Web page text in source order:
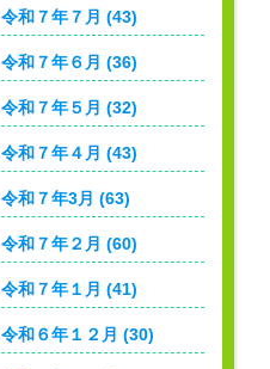
令和７年７月 (43)
令和７年６月 (36)
令和７年５月 (32)
令和７年４月 (43)
令和７年3月 (63)
令和７年２月 (60)
令和７年１月 (41)
令和６年１２月 (30)